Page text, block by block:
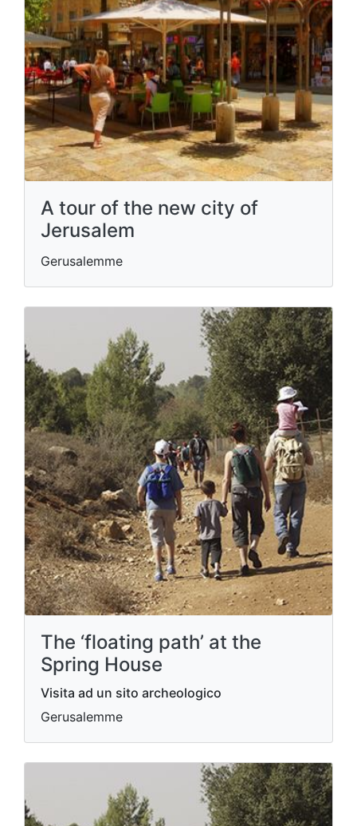
A tour of the new city of
Jerusalem
Gerusalemme
The ‘floating path’ at the
Spring House
Visita ad un sito archeologico
Gerusalemme